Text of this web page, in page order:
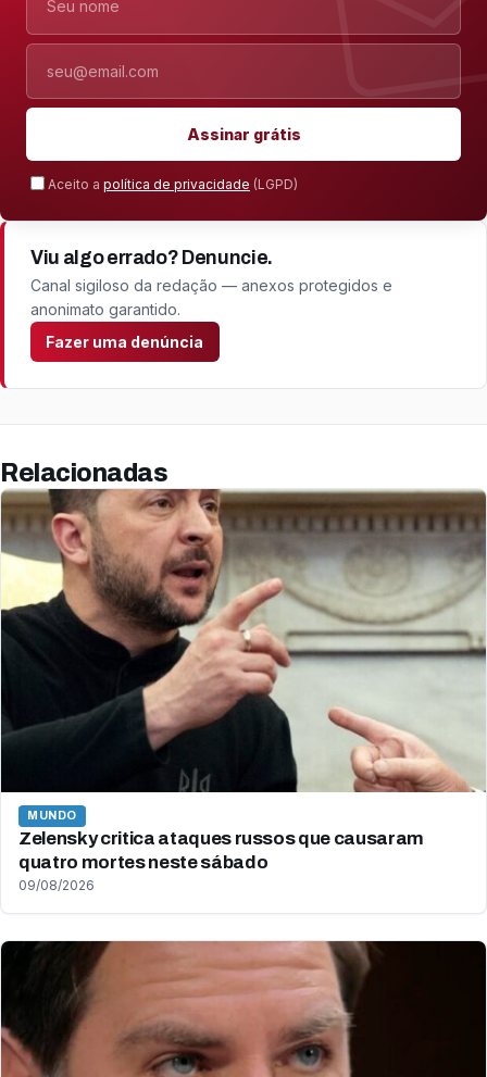
Nome
E-mail
Assinar grátis
Aceito a política de privacidade (LGPD)
Viu algo errado? Denuncie.
Canal sigiloso da redação — anexos protegidos e
anonimato garantido.
Fazer uma denúncia
Relacionadas
MUNDO
Zelensky critica ataques russos que causaram
quatro mortes neste sábado
09/08/2026